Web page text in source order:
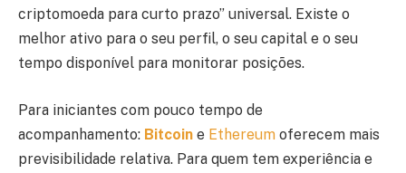
criptomoeda para curto prazo” universal. Existe o
melhor ativo para o seu perfil, o seu capital e o seu
tempo disponível para monitorar posições.
Para iniciantes com pouco tempo de
acompanhamento: Bitcoin e Ethereum oferecem mais
previsibilidade relativa. Para quem tem experiência e